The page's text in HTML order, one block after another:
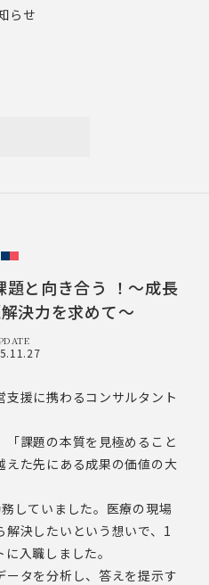
らせ
と向き合う ！～成長
決力を求めて～
支援に携わるコンサルタント
課題の本質を見極めること
えた先にある成果の価値の大
していました。医療の現場
解決したいという想いで、1
入職しました。
タを分析し、答えを提示す